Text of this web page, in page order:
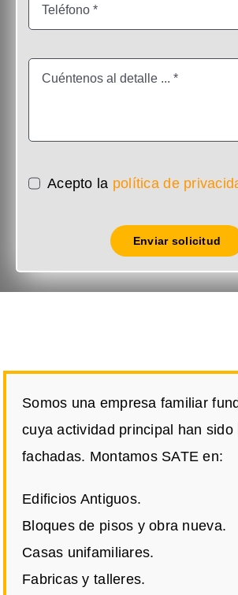
Acepto la política de
Enviar solicitud
Somos una empresa familiar
cuya actividad principal han sido
fachadas. Montamos SATE en:
Edificios Antiguos.
Bloques de pisos y obra nueva.
Casas unifamiliares.
Fabricas y talleres.